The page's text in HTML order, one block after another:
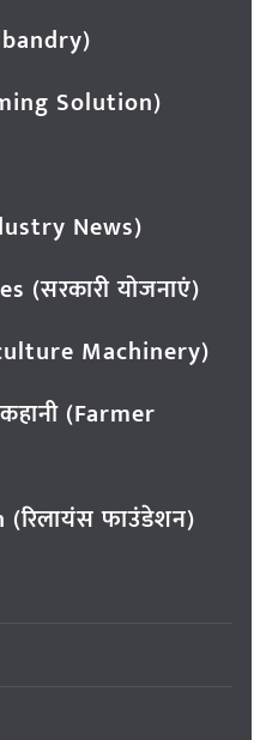
Solution)
News)
(सरकारी योजनाएं)
Machinery)
(Farmer
फाउंडेशन)